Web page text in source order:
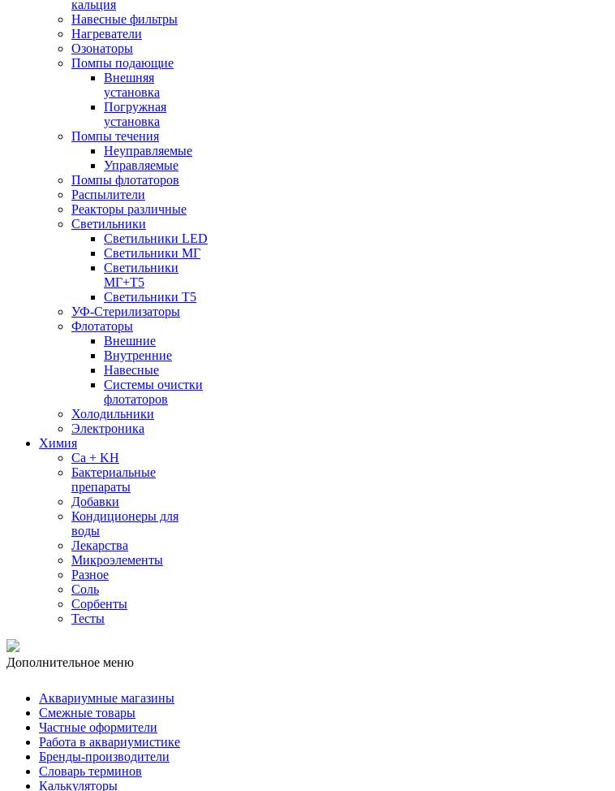
кальция
Навесные фильтры
Нагреватели
Озонаторы
Помпы подающие
Внешняя
установка
Погружная
установка
Помпы течения
Неуправляемые
Управляемые
Помпы флотаторов
Распылители
Реакторы различные
Светильники
Светильники LED
Светильники МГ
Светильники
МГ+T5
Светильники Т5
УФ-Стерилизаторы
Флотаторы
Внешние
Внутренние
Навесные
Системы очистки
флотаторов
Холодильники
Электроника
Химия
Ca + KH
Бактериальные
препараты
Добавки
Кондиционеры для
воды
Лекарства
Микроэлементы
Разное
Соль
Сорбенты
Тесты
Дополнительное меню
Аквариумные магазины
Смежные товары
Частные оформители
Работа в аквариумистике
Бренды-производители
Словарь терминов
Калькуляторы